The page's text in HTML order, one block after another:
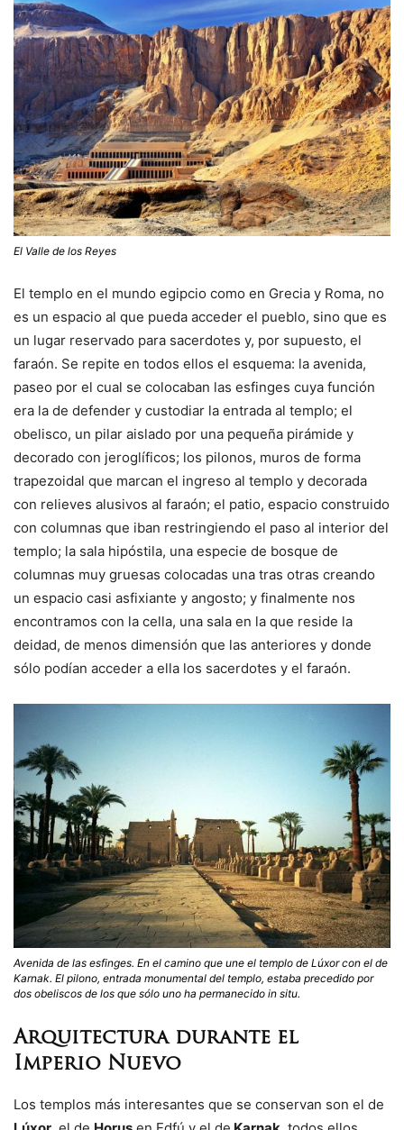
El Valle de los Reyes
El templo en el mundo egipcio como en Grecia y Roma, no
es un espacio al que pueda acceder el pueblo, sino que es
un lugar reservado para sacerdotes y, por supuesto, el
faraón. Se repite en todos ellos el esquema: la avenida,
paseo por el cual se colocaban las esfinges cuya función
era la de defender y custodiar la entrada al templo; el
obelisco, un pilar aislado por una pequeña pirámide y
decorado con jeroglíficos; los pilonos, muros de forma
trapezoidal que marcan el ingreso al templo y decorada
con relieves alusivos al faraón; el patio, espacio construido
con columnas que iban restringiendo el paso al interior del
templo; la sala hipóstila, una especie de bosque de
columnas muy gruesas colocadas una tras otras creando
un espacio casi asfixiante y angosto; y finalmente nos
encontramos con la cella, una sala en la que reside la
deidad, de menos dimensión que las anteriores y donde
sólo podían acceder a ella los sacerdotes y el faraón.
Avenida de las esfinges. En el camino que une el templo de Lúxor con el de
Karnak. El pilono, entrada monumental del templo, estaba precedido por
dos obeliscos de los que sólo uno ha permanecido in situ.
Arquitectura durante el
Imperio Nuevo
Los templos más interesantes que se conservan son el de